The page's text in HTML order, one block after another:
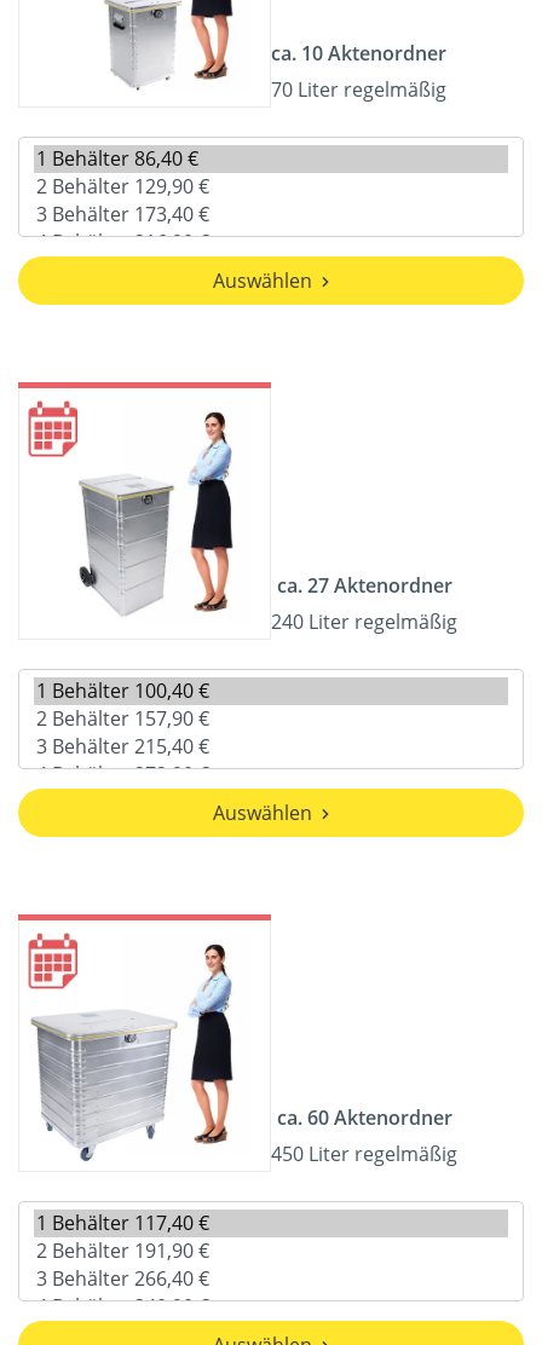
ca. 10 Aktenordner
70 Liter regelmäßig
Auswählen
ca. 27 Aktenordner
240 Liter regelmäßig
Auswählen
ca. 60 Aktenordner
450 Liter regelmäßig